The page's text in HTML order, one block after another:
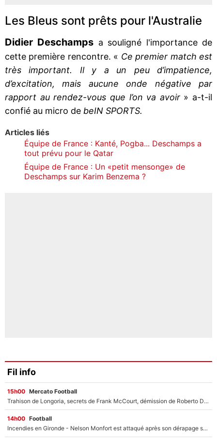
Les Bleus sont prêts pour l'Australie
Didier Deschamps a souligné l'importance de
cette première rencontre. « Ce premier match est
très important. Il y a un peu d’impatience,
d’excitation, mais aucune onde négative par
rapport au rendez-vous que l’on va avoir » a-t-il
confié au micro de beIN SPORTS.
Articles liés
Équipe de France : Kanté, Pogba... Deschamps a
tout prévu pour le Qatar
Équipe de France : Un «petit mensonge» de
Deschamps sur Karim Benzema ?
Fil info
15h00 Mercato Football
Trahison de Longoria, secrets de Frank McCourt, démission de Roberto De Zerbi : Medhi Benatia se lâche sur départ de l'OM et fait d'importantes révélations
14h00 Football
Incendies en Gironde - Nelson Monfort est attaqué après son dérapage sur CNews : «Et lui, il prend combien pour parler dans un studio climatisé?»